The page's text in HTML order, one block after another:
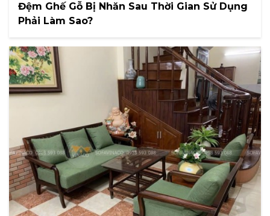
Đệm Ghế Gỗ Bị Nhăn Sau Thời Gian Sử Dụng
Phải Làm Sao?